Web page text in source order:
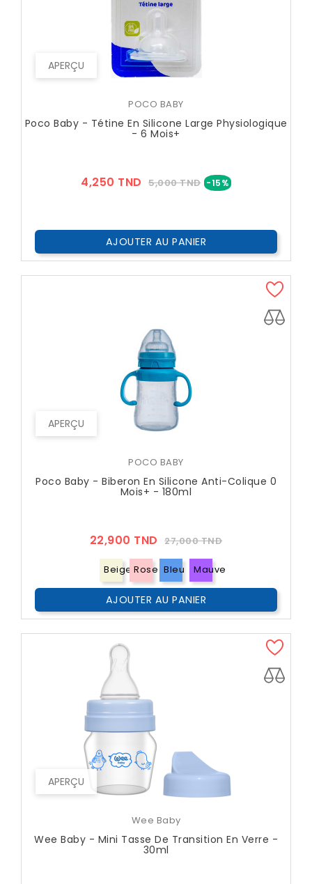
APERÇU
POCO BABY
Poco Baby - Tétine En Silicone Large Physiologique
- 6 Mois+
4,250 TND Prix
5,000 TND -15%Prix
AJOUTER AU PANIER
APERÇU
POCO BABY
Poco Baby - Biberon En Silicone Anti-Colique 0
Mois+ - 180ml
22,900 TND Prix
Public
27,000 TNDPrix
Beige Rose Bleu Mauve
AJOUTER AU PANIER
APERÇU
Wee Baby
Wee Baby - Mini Tasse De Transition En Verre -
30ml